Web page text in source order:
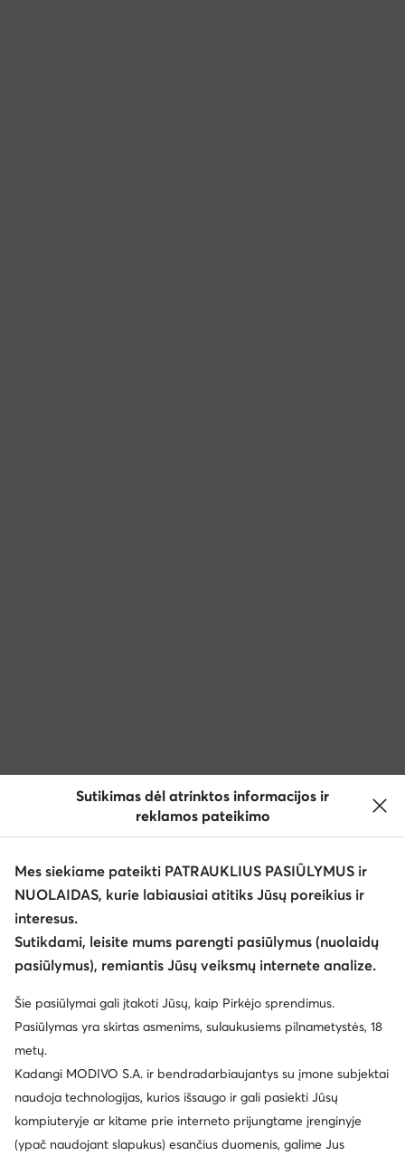
Sutikimas dėl atrinktos informacijos ir
reklamos pateikimo
Mes siekiame pateikti PATRAUKLIUS PASIŪLYMUS ir
NUOLAIDAS, kurie labiausiai atitiks Jūsų poreikius ir
interesus.
Sutikdami, leisite mums parengti pasiūlymus (nuolaidų
pasiūlymus), remiantis Jūsų veiksmų internete analize.
Šie pasiūlymai gali įtakoti Jūsų, kaip Pirkėjo sprendimus.
Pasiūlymas yra skirtas asmenims, sulaukusiems pilnametystės, 18
metų.
Kadangi MODIVO S.A. ir bendradarbiaujantys su įmone subjektai
naudoja technologijas, kurios išsaugo ir gali pasiekti Jūsų
kompiuteryje ar kitame prie interneto prijungtame įrenginyje
(ypač naudojant slapukus) esančius duomenis, galime Jus